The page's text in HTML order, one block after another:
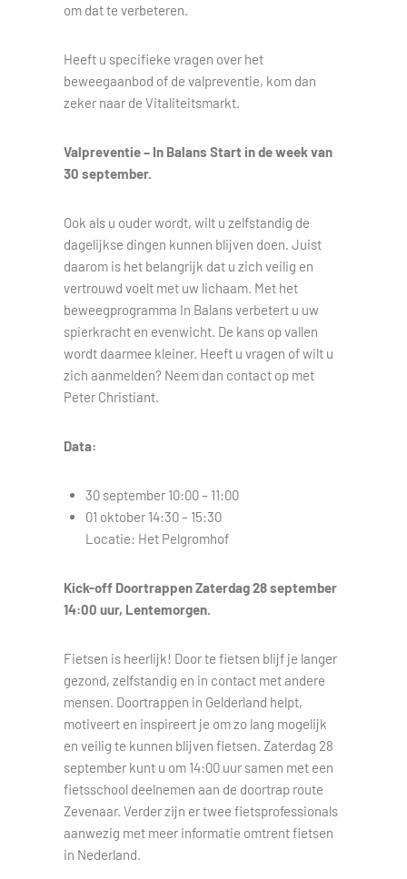
om dat te verbeteren.
Heeft u specifieke vragen over het
beweegaanbod of de valpreventie, kom dan
zeker naar de Vitaliteitsmarkt.
Valpreventie – In Balans Start in de week van
30 september.
Ook als u ouder wordt, wilt u zelfstandig de
dagelijkse dingen kunnen blijven doen. Juist
daarom is het belangrijk dat u zich veilig en
vertrouwd voelt met uw lichaam. Met het
beweegprogramma In Balans verbetert u uw
spierkracht en evenwicht. De kans op vallen
wordt daarmee kleiner. Heeft u vragen of wilt u
zich aanmelden? Neem dan contact op met
Peter Christiant.
Data:
30 september 10:00 – 11:00
01 oktober 14:30 – 15:30
Locatie: Het Pelgromhof
Kick-off Doortrappen Zaterdag 28 september
14:00 uur, Lentemorgen.
Fietsen is heerlijk! Door te fietsen blijf je langer
gezond, zelfstandig en in contact met andere
mensen. Doortrappen in Gelderland helpt,
motiveert en inspireert je om zo lang mogelijk
en veilig te kunnen blijven fietsen. Zaterdag 28
september kunt u om 14:00 uur samen met een
fietsschool deelnemen aan de doortrap route
Zevenaar. Verder zijn er twee fietsprofessionals
aanwezig met meer informatie omtrent fietsen
in Nederland.